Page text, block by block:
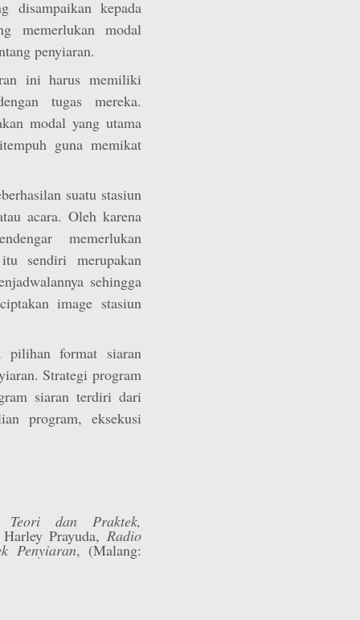
disampaikan kepada
memerlukan modal
penyiaran.
ini harus memiliki
tugas mereka.
modal yang utama
guna memikat
suatu stasiun
acara. Oleh karena
memerlukan
sendiri merupakan
sehingga
image stasiun
pilihan format siaran
Strategi program
siaran terdiri dari
program, eksekusi
Teori dan Praktek,
Prayuda, Radio
Penyiaran, (Malang: